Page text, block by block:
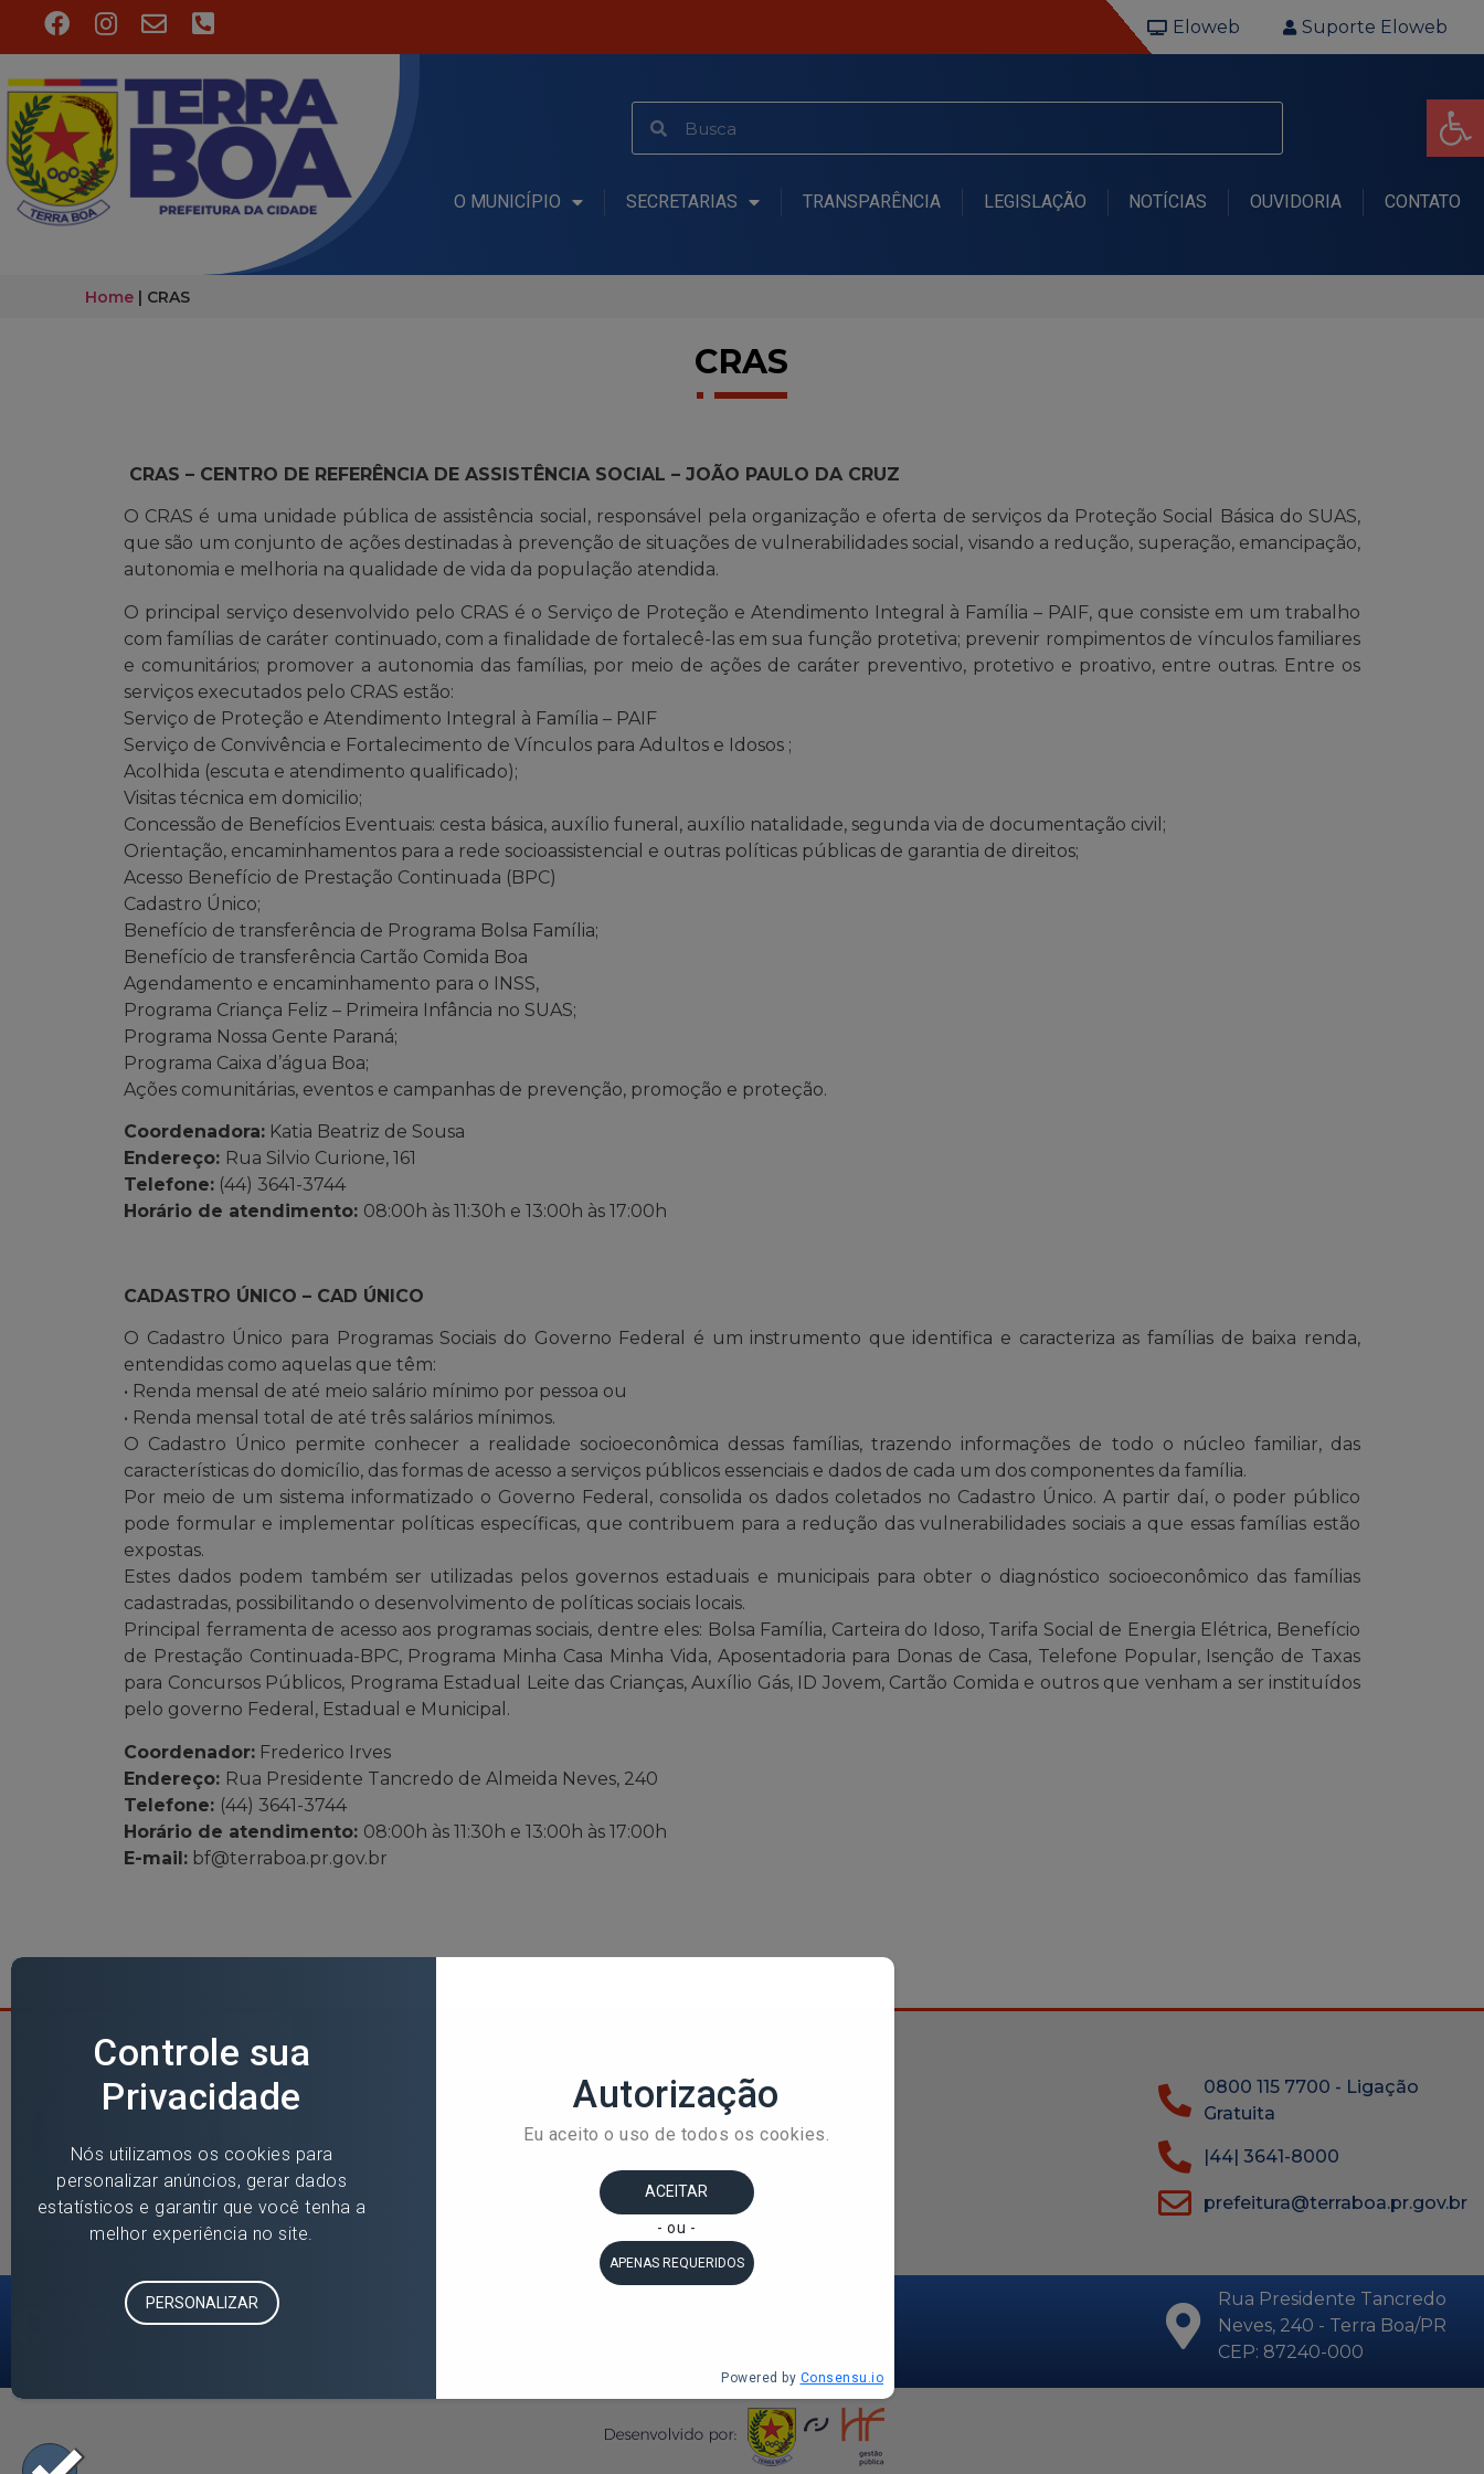
Eloweb Suporte Eloweb
O MUNICÍPIO SECRETARIAS TRANSPARÊNCIA LEGISLAÇÃO NOTÍCIAS OUVIDORIA CONTATO
Home | CRAS
CRAS
CRAS – CENTRO DE REFERÊNCIA DE ASSISTÊNCIA SOCIAL – JOÃO PAULO DA CRUZ
O CRAS é uma unidade pública de assistência social, responsável pela organização e oferta de serviços da Proteção Social Básica do SUAS,
que são um conjunto de ações destinadas à prevenção de situações de vulnerabilidades social, visando a redução, superação, emancipação,
autonomia e melhoria na qualidade de vida da população atendida.
O principal serviço desenvolvido pelo CRAS é o Serviço de Proteção e Atendimento Integral à Família – PAIF, que consiste em um trabalho
com famílias de caráter continuado, com a finalidade de fortalecê-las em sua função protetiva; prevenir rompimentos de vínculos familiares
e comunitários; promover a autonomia das famílias, por meio de ações de caráter preventivo, protetivo e proativo, entre outras. Entre os
serviços executados pelo CRAS estão:
Serviço de Proteção e Atendimento Integral à Família – PAIF
Serviço de Convivência e Fortalecimento de Vínculos para Adultos e Idosos ;
Acolhida (escuta e atendimento qualificado);
Visitas técnica em domicilio;
Concessão de Benefícios Eventuais: cesta básica, auxílio funeral, auxílio natalidade, segunda via de documentação civil;
Orientação, encaminhamentos para a rede socioassistencial e outras políticas públicas de garantia de direitos;
Acesso Benefício de Prestação Continuada (BPC)
Cadastro Único;
Benefício de transferência de Programa Bolsa Família;
Benefício de transferência Cartão Comida Boa
Agendamento e encaminhamento para o INSS,
Programa Criança Feliz – Primeira Infância no SUAS;
Programa Nossa Gente Paraná;
Programa Caixa d’água Boa;
Ações comunitárias, eventos e campanhas de prevenção, promoção e proteção.
Coordenadora: Katia Beatriz de Sousa
Endereço: Rua Silvio Curione, 161
Telefone: (44) 3641-3744
Horário de atendimento: 08:00h às 11:30h e 13:00h às 17:00h
CADASTRO ÚNICO – CAD ÚNICO
O Cadastro Único para Programas Sociais do Governo Federal é um instrumento que identifica e caracteriza as famílias de baixa renda,
entendidas como aquelas que têm:
• Renda mensal de até meio salário mínimo por pessoa ou
• Renda mensal total de até três salários mínimos.
O Cadastro Único permite conhecer a realidade socioeconômica dessas famílias, trazendo informações de todo o núcleo familiar, das
características do domicílio, das formas de acesso a serviços públicos essenciais e dados de cada um dos componentes da família.
Por meio de um sistema informatizado o Governo Federal, consolida os dados coletados no Cadastro Único. A partir daí, o poder público
pode formular e implementar políticas específicas, que contribuem para a redução das vulnerabilidades sociais a que essas famílias estão
expostas.
Estes dados podem também ser utilizadas pelos governos estaduais e municipais para obter o diagnóstico socioeconômico das famílias
cadastradas, possibilitando o desenvolvimento de políticas sociais locais.
Principal ferramenta de acesso aos programas sociais, dentre eles: Bolsa Família, Carteira do Idoso, Tarifa Social de Energia Elétrica, Benefício
de Prestação Continuada-BPC, Programa Minha Casa Minha Vida, Aposentadoria para Donas de Casa, Telefone Popular, Isenção de Taxas
para Concursos Públicos, Programa Estadual Leite das Crianças, Auxílio Gás, ID Jovem, Cartão Comida e outros que venham a ser instituídos
pelo governo Federal, Estadual e Municipal.
Coordenador: Frederico Irves
Endereço: Rua Presidente Tancredo de Almeida Neves, 240
Telefone: (44) 3641-3744
Horário de atendimento: 08:00h às 11:30h e 13:00h às 17:00h
E-mail: bf@terraboa.pr.gov.br
Funcionamento
8:00h às 11:30h - 13:30h às
17:00h
De segunda a sexta-feira
0800 115 7700 - Ligação
Gratuita
|44| 3641-8000
prefeitura@terraboa.pr.gov.br
Rua Presidente Tancredo
Neves, 240 - Terra Boa/PR
CEP: 87240-000